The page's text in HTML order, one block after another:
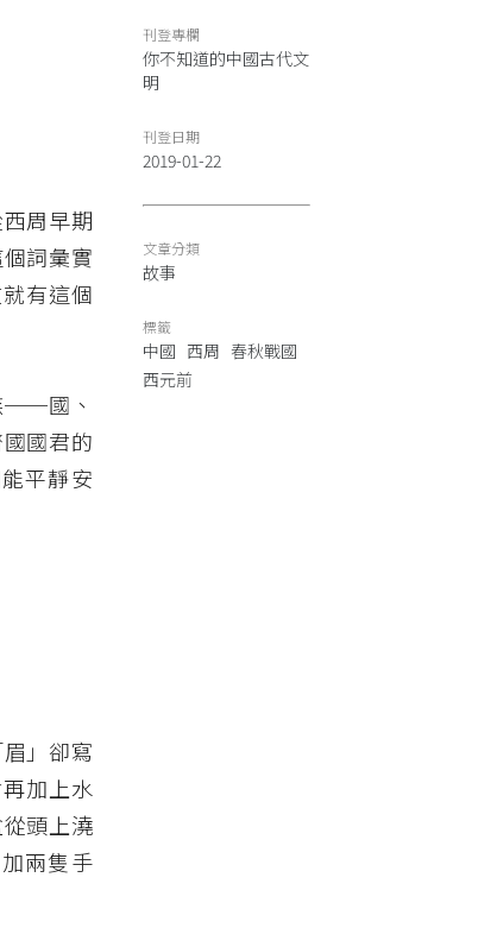
周早期
詞彙實
有這個
──國、
國君的
平靜安
」卻寫
加上水
頭上澆
兩隻手
刊登專欄
你不知道的中國古代文
明
刊登日期
2019-01-22
文章分類
故事
標籤
中國 西周 春秋戰國
西元前